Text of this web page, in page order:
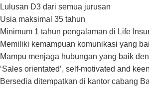
Lulusan D3 dari semua jurusan
Usia maksimal 35 tahun
Minimum 1 tahun pengalaman di Life
Memiliki kemampuan komunikasi yang
Mampu menjaga hubungan yang baik
‘Sales orientated’, self-motivated and
Bersedia ditempatkan di kantor cabang